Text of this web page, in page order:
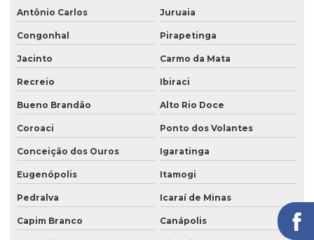
Antônio Carlos Juruaia
Congonhal Pirapetinga
Jacinto Carmo da Mata
Recreio Ibiraci
Bueno Brandão Alto Rio Doce
Coroaci Ponto dos Volantes
Conceição dos Ouros Igaratinga
Eugenópolis Itamogi
Pedralva Icaraí de Minas
Capim Branco Canápolis